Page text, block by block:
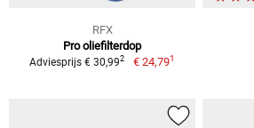
RFX
Pro oliefilterdop
Adviesprijs € 30,992 € 24,791